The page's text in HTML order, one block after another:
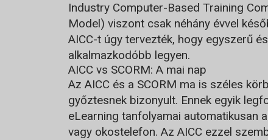
Industry Computer-Based Training
Model) viszont csak néhány évvel
AICC-t úgy tervezték, hogy egyszerű
alkalmazkodóbb legyen.
AICC vs SCORM: A mai nap
Az AICC és a SCORM ma is széles
győztesnek bizonyult. Ennek egyik
eLearning tanfolyamai automatikusan
vagy okostelefon. Az AICC ezzel